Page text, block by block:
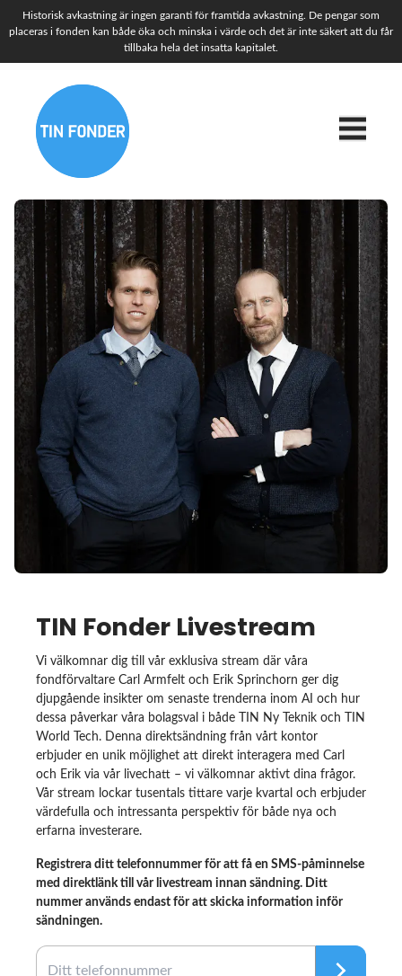
Historisk avkastning är ingen garanti för framtida avkastning. De pengar som
placeras i fonden kan både öka och minska i värde och det är inte säkert att du får
tillbaka hela det insatta kapitalet.
TIN Fonder Livestream
Vi välkomnar dig till vår exklusiva stream där våra
fondförvaltare Carl Armfelt och Erik Sprinchorn ger dig
djupgående insikter om senaste trenderna inom AI och hur
dessa påverkar våra bolagsval i både TIN Ny Teknik och TIN
World Tech. Denna direktsändning från vårt kontor
erbjuder en unik möjlighet att direkt interagera med Carl
och Erik via vår livechatt – vi välkomnar aktivt dina frågor.
Vår stream lockar tusentals tittare varje kvartal och erbjuder
värdefulla och intressanta perspektiv för både nya och
erfarna investerare.
Registrera ditt telefonnummer för att få en SMS-påminnelse
med direktlänk till vår livestream innan sändning. Ditt
nummer används endast för att skicka information inför
sändningen.